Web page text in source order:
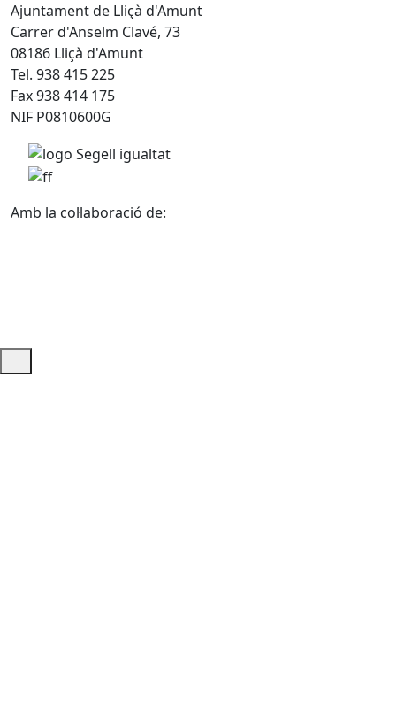
Ajuntament de Lliçà d'Amunt
Carrer d'Anselm Clavé, 73
08186 Lliçà d'Amunt
Tel. 938 415 225
Fax 938 414 175
NIF P0810600G
Amb la col·laboració de: